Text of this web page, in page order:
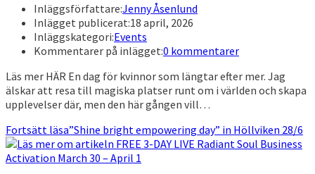
Inläggsförfattare:Jenny Åsenlund
Inlägget publicerat:18 april, 2026
Inläggskategori:Events
Kommentarer på inlägget:0 kommentarer
Läs mer HÄR En dag för kvinnor som längtar efter mer. Jag
älskar att resa till magiska platser runt om i världen och skapa
upplevelser där, men den här gången vill…
Fortsätt läsa”Shine bright empowering day” in Höllviken 28/6